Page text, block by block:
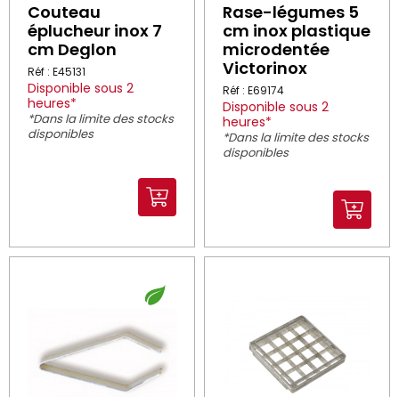
Couteau
éplucheur inox 7
cm Deglon
Réf : E45131
Disponible sous 2
heures*
*Dans la limite des stocks
disponibles
Rase-légumes 5
cm inox plastique
microdentée
Victorinox
Réf : E69174
Disponible sous 2
heures*
*Dans la limite des stocks
disponibles